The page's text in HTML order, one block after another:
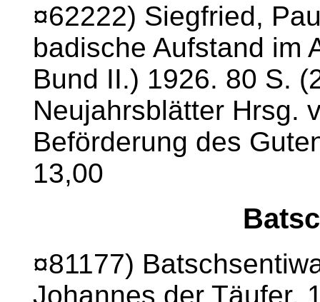
¤62222) Siegfried,
badische Aufstand im
Bund II.) 1926. 80 S.
Neujahrsblätter Hrsg.
Beförderung des
13,00
¤81177)
Johannes der Täufer.